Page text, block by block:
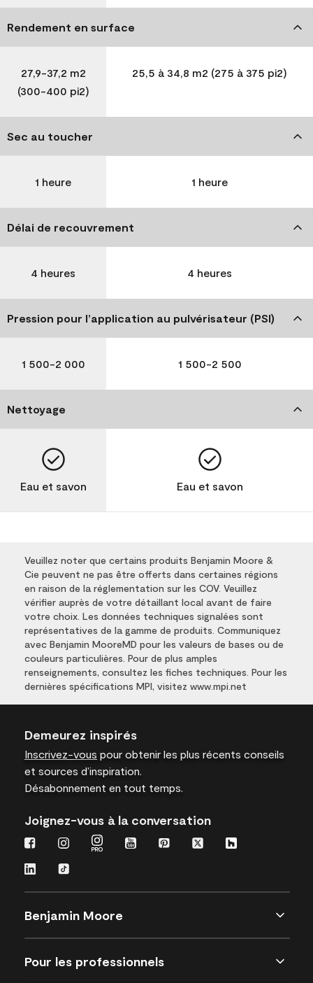
Rendement en surface
27,9-37,2 m2
(300-400 pi2)
25,5 à 34,8 m2 (275 à 375 pi2)
Sec au toucher
1 heure 1 heure
Délai de recouvrement
4 heures 4 heures
Pression pour l’application au pulvérisateur (PSI)
1 500-2 000 1 500-2 500
Nettoyage
Eau et savon Eau et savon
Veuillez noter que certains produits Benjamin Moore &
Cie peuvent ne pas être offerts dans certaines régions
en raison de la réglementation sur les COV. Veuillez
vérifier auprès de votre détaillant local avant de faire
votre choix. Les données techniques signalées sont
représentatives de la gamme de produits. Communiquez
avec Benjamin MooreMD pour les valeurs de bases ou de
couleurs particulières. Pour de plus amples
renseignements, consultez les fiches techniques. Pour les
dernières spécifications MPI, visitez www.mpi.net
Demeurez inspirés
Inscrivez-vous pour obtenir les plus récents conseils
et sources d’inspiration.
Désabonnement en tout temps.
Joignez-vous à la conversation
Benjamin Moore
Pour les professionnels